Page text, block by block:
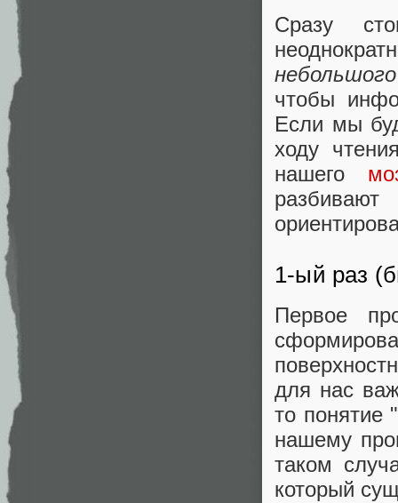
Сразу
небольшого
чтобы
Если мы
ходу
нашего
1-ый раз
Первое
для нас
то понятие
нашему
таком
который